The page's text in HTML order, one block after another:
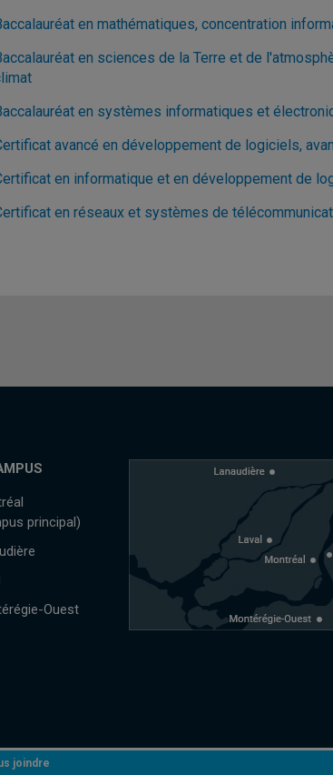
en mathématiques, concentration
en sciences de la Terre et de
en systèmes informatiques et
avancé en développement de logiciels,
en informatique et en développement de
en réseaux et systèmes de
principal)
Ouest
joindre